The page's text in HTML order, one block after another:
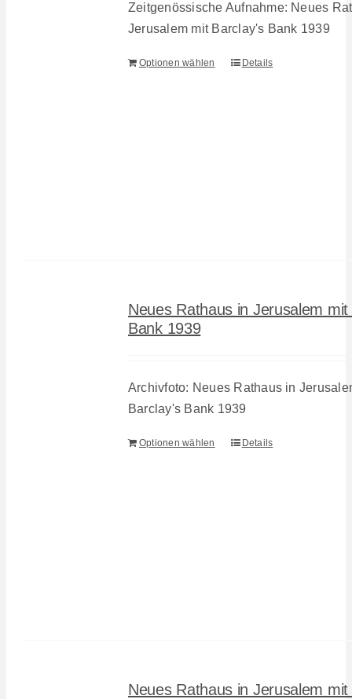
Zeitgenössische Aufnahme: Neues
Jerusalem mit Barclay's Bank 1939
Optionen wählen Details
Neues Rathaus in Jerusalem mit
Bank 1939
Archivfoto: Neues Rathaus in
Barclay's Bank 1939
Optionen wählen Details
Neues Rathaus in Jerusalem mit